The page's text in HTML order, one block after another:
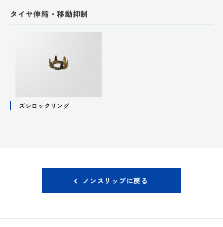
タイヤ伸縮・移動抑制
ズレロックリング
ノンスリップに戻る